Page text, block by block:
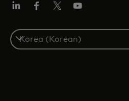
S
e
In
ook
터/
X
브